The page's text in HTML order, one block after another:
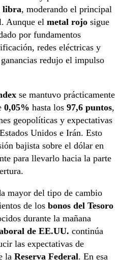
libra, moderando el principal
Aunque el metal rojo sigue
por fundamentos
redes eléctricas y
redujo el impulso
se mantuvo prácticamente
0,05% hasta los 97,6 puntos,
geopolíticas y expectativas
Unidos e Irán. Esto
bajista sobre el dólar en
para llevarlo hacia la parte
mayor del tipo de cambio
de los bonos del Tesoro
durante la mañana
de EE.UU. continúa
las expectativas de
la Reserva Federal. En esa